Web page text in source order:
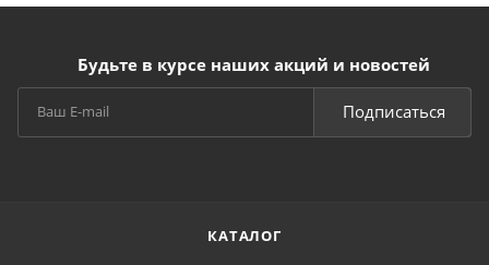
Будьте в курсе наших акций и новостей
Подписаться
КАТАЛОГ